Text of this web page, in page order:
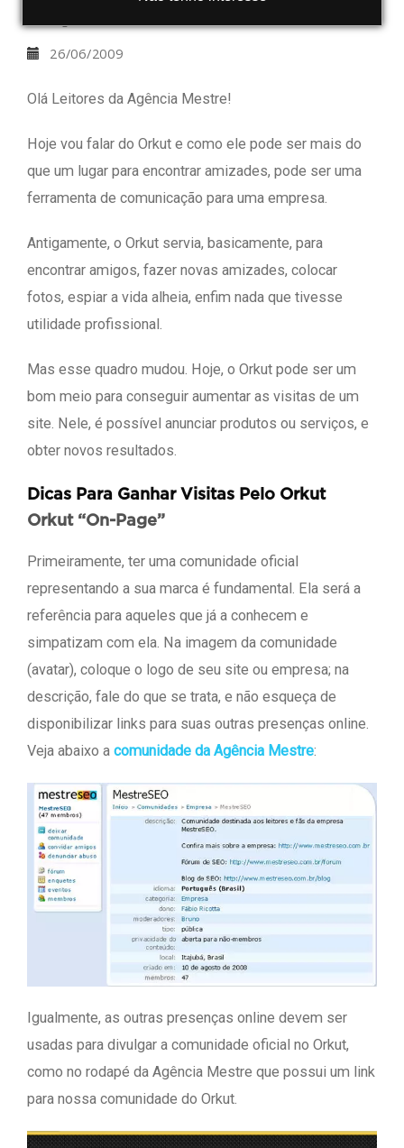
26/06/2009
Olá Leitores da Agência Mestre!
Hoje vou falar do Orkut e como ele pode ser mais do
que um lugar para encontrar amizades, pode ser uma
ferramenta de comunicação para uma empresa.
Antigamente, o Orkut servia, basicamente, para
encontrar amigos, fazer novas amizades, colocar
fotos, espiar a vida alheia, enfim nada que tivesse
utilidade profissional.
Mas esse quadro mudou. Hoje, o Orkut pode ser um
bom meio para conseguir aumentar as visitas de um
site. Nele, é possível anunciar produtos ou serviços, e
obter novos resultados.
Dicas Para Ganhar Visitas Pelo Orkut
Orkut “On-Page”
Primeiramente, ter uma comunidade oficial
representando a sua marca é fundamental. Ela será a
referência para aqueles que já a conhecem e
simpatizam com ela. Na imagem da comunidade
(avatar), coloque o logo de seu site ou empresa; na
descrição, fale do que se trata, e não esqueça de
disponibilizar links para suas outras presenças online.
Veja abaixo a comunidade da Agência Mestre:
Igualmente, as outras presenças online devem ser
usadas para divulgar a comunidade oficial no Orkut,
como no rodapé da Agência Mestre que possui um link
para nossa comunidade do Orkut.